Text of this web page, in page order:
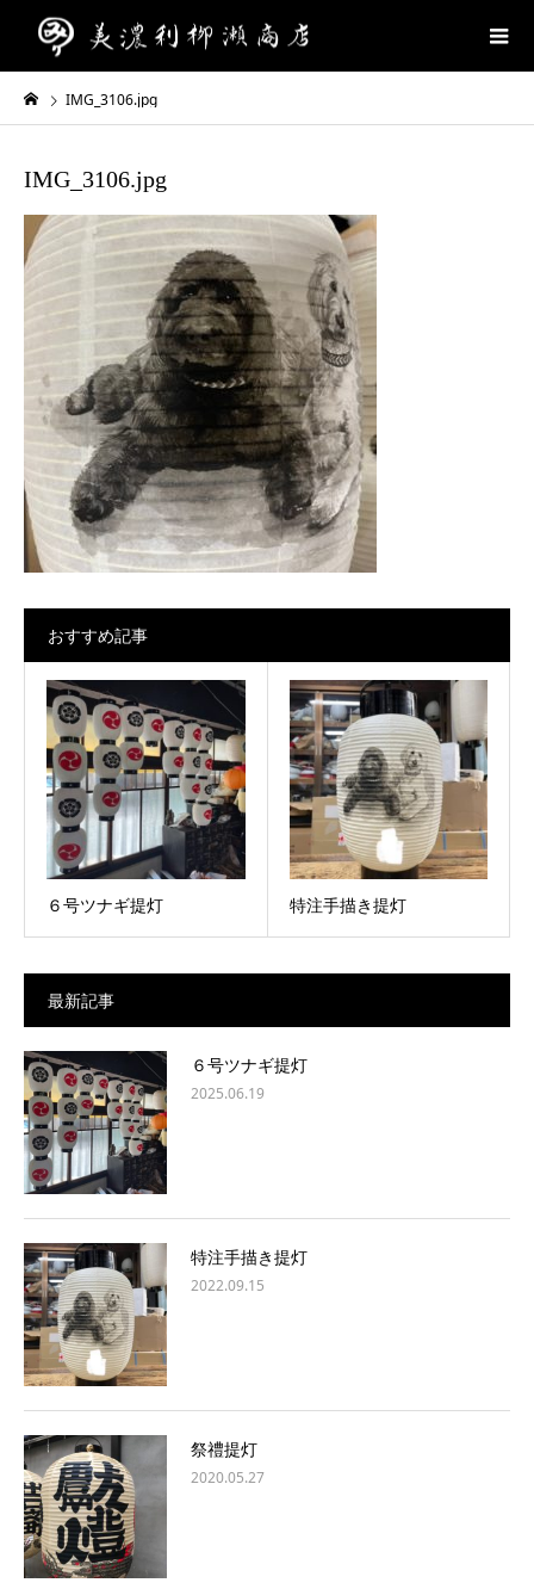
IMG_3106.jpg
IMG_3106.jpg
おすすめ記事
６号ツナギ提灯 特注手描き提灯
最新記事
６号ツナギ提灯
2025.06.19
特注手描き提灯
2022.09.15
祭禮提灯
2020.05.27